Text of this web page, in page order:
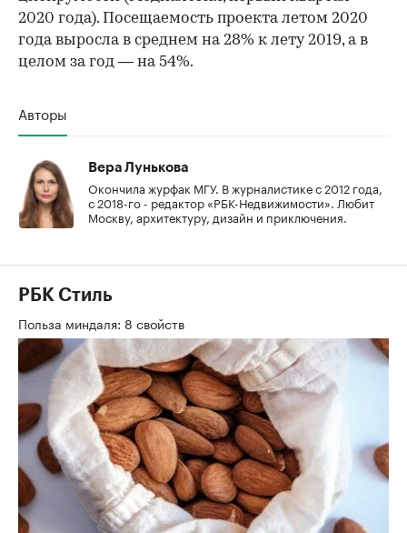
2020 года). Посещаемость проекта летом 2020
года выросла в среднем на 28% к лету 2019, а в
целом за год — на 54%.
Авторы
Вера Лунькова
Окончила журфак МГУ. В журналистике с 2012 года,
с 2018-го - редактор «РБК-Недвижимости». Любит
Москву, архитектуру, дизайн и приключения.
РБК Стиль
Польза миндаля: 8 свойств